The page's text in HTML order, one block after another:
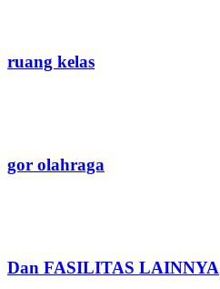
ruang kelas
gor olahraga
Dan FASILITAS LAINNYA